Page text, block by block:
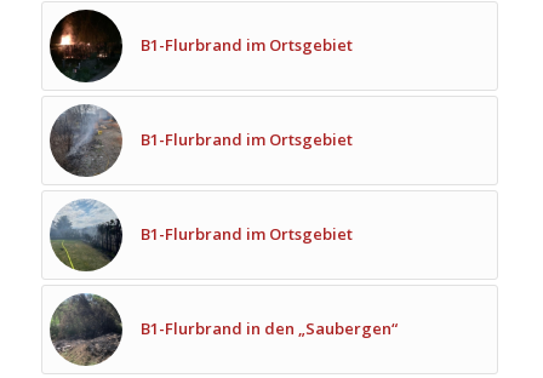
B1-Flurbrand im Ortsgebiet
B1-Flurbrand im Ortsgebiet
B1-Flurbrand im Ortsgebiet
B1-Flurbrand in den „Saubergen“